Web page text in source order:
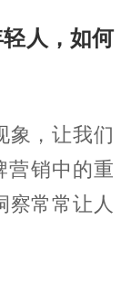
人，如何
象，让我们
营销中的重
察常常让人